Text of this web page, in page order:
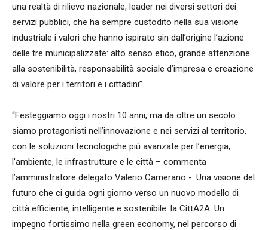
una realtà di rilievo nazionale, leader nei diversi settori dei
servizi pubblici, che ha sempre custodito nella sua visione
industriale i valori che hanno ispirato sin dall’origine l’azione
delle tre municipalizzate: alto senso etico, grande attenzione
alla sostenibilità, responsabilità sociale d’impresa e creazione
di valore per i territori e i cittadini”.
“Festeggiamo oggi i nostri 10 anni, ma da oltre un secolo
siamo protagonisti nell’innovazione e nei servizi al territorio,
con le soluzioni tecnologiche più avanzate per l’energia,
l’ambiente, le infrastrutture e le città – commenta
l’amministratore delegato Valerio Camerano -. Una visione del
futuro che ci guida ogni giorno verso un nuovo modello di
città efficiente, intelligente e sostenibile: la CittA2A. Un
impegno fortissimo nella green economy, nel percorso di